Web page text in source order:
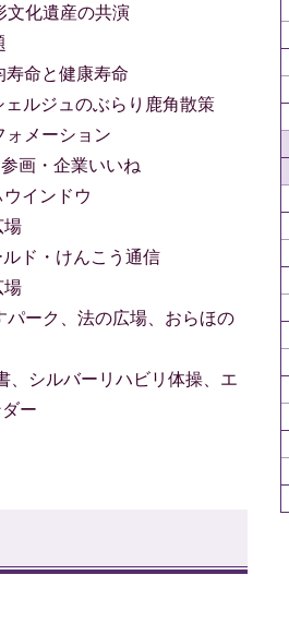
文化遺産の共演
命と健康寿命
ルジュのぶらり鹿角散策
メーション
画・企業いいね
インドウ
場
ド・けんこう通信
場
ーク、法の広場、おらほの
、シルバーリハビリ体操、エ
ー